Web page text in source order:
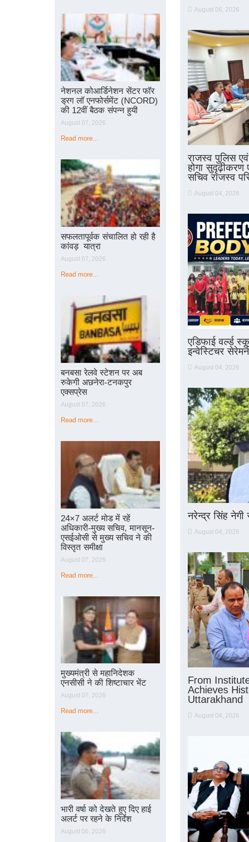
नेशनल कोआर्डिनेशन सेंटर फॉर
ड्रग लॉ एनफोर्समेंट (NCORD)
की 12वीं बैठक संपन्न हुयी
August 07, 2026
Read more...
सफलतापूर्वक संचालित हो रही है
कांवड़ यात्रा
August 07, 2026
Read more...
बनबसा रेलवे स्टेशन पर अब
रुकेगी अछनेरा-टनकपुर
एक्सप्रेस
August 07, 2026
Read more...
24×7 अलर्ट मोड में रहें
अधिकारी-मुख्य सचिव, मानसून-
एसईओसी से मुख्य सचिव ने की
विस्तृत समीक्षा
August 07, 2026
Read more...
मुख्यमंत्री से महानिदेशक
एनसीसी ने की शिष्टाचार भेंट
August 07, 2026
Read more...
भारी वर्षा को देखते हुए दिए हाई
अलर्ट पर रहने के निर्देश
August 06, 2026
August 06, 2026
राजस्व पुलिस
होगा
सचिव राजस्व
August 04, 2026
एडिफाई वर्ल्ड
इन्वेस्टिचर
August 04, 2026
नरेन्द्र सिंह
August 04, 2026
From
Achieves
Uttarakhand
August 04, 2026